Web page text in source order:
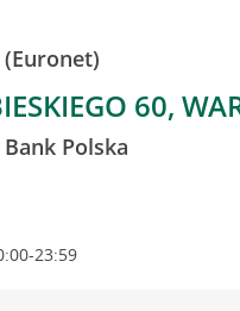
60,
Polska
23:59